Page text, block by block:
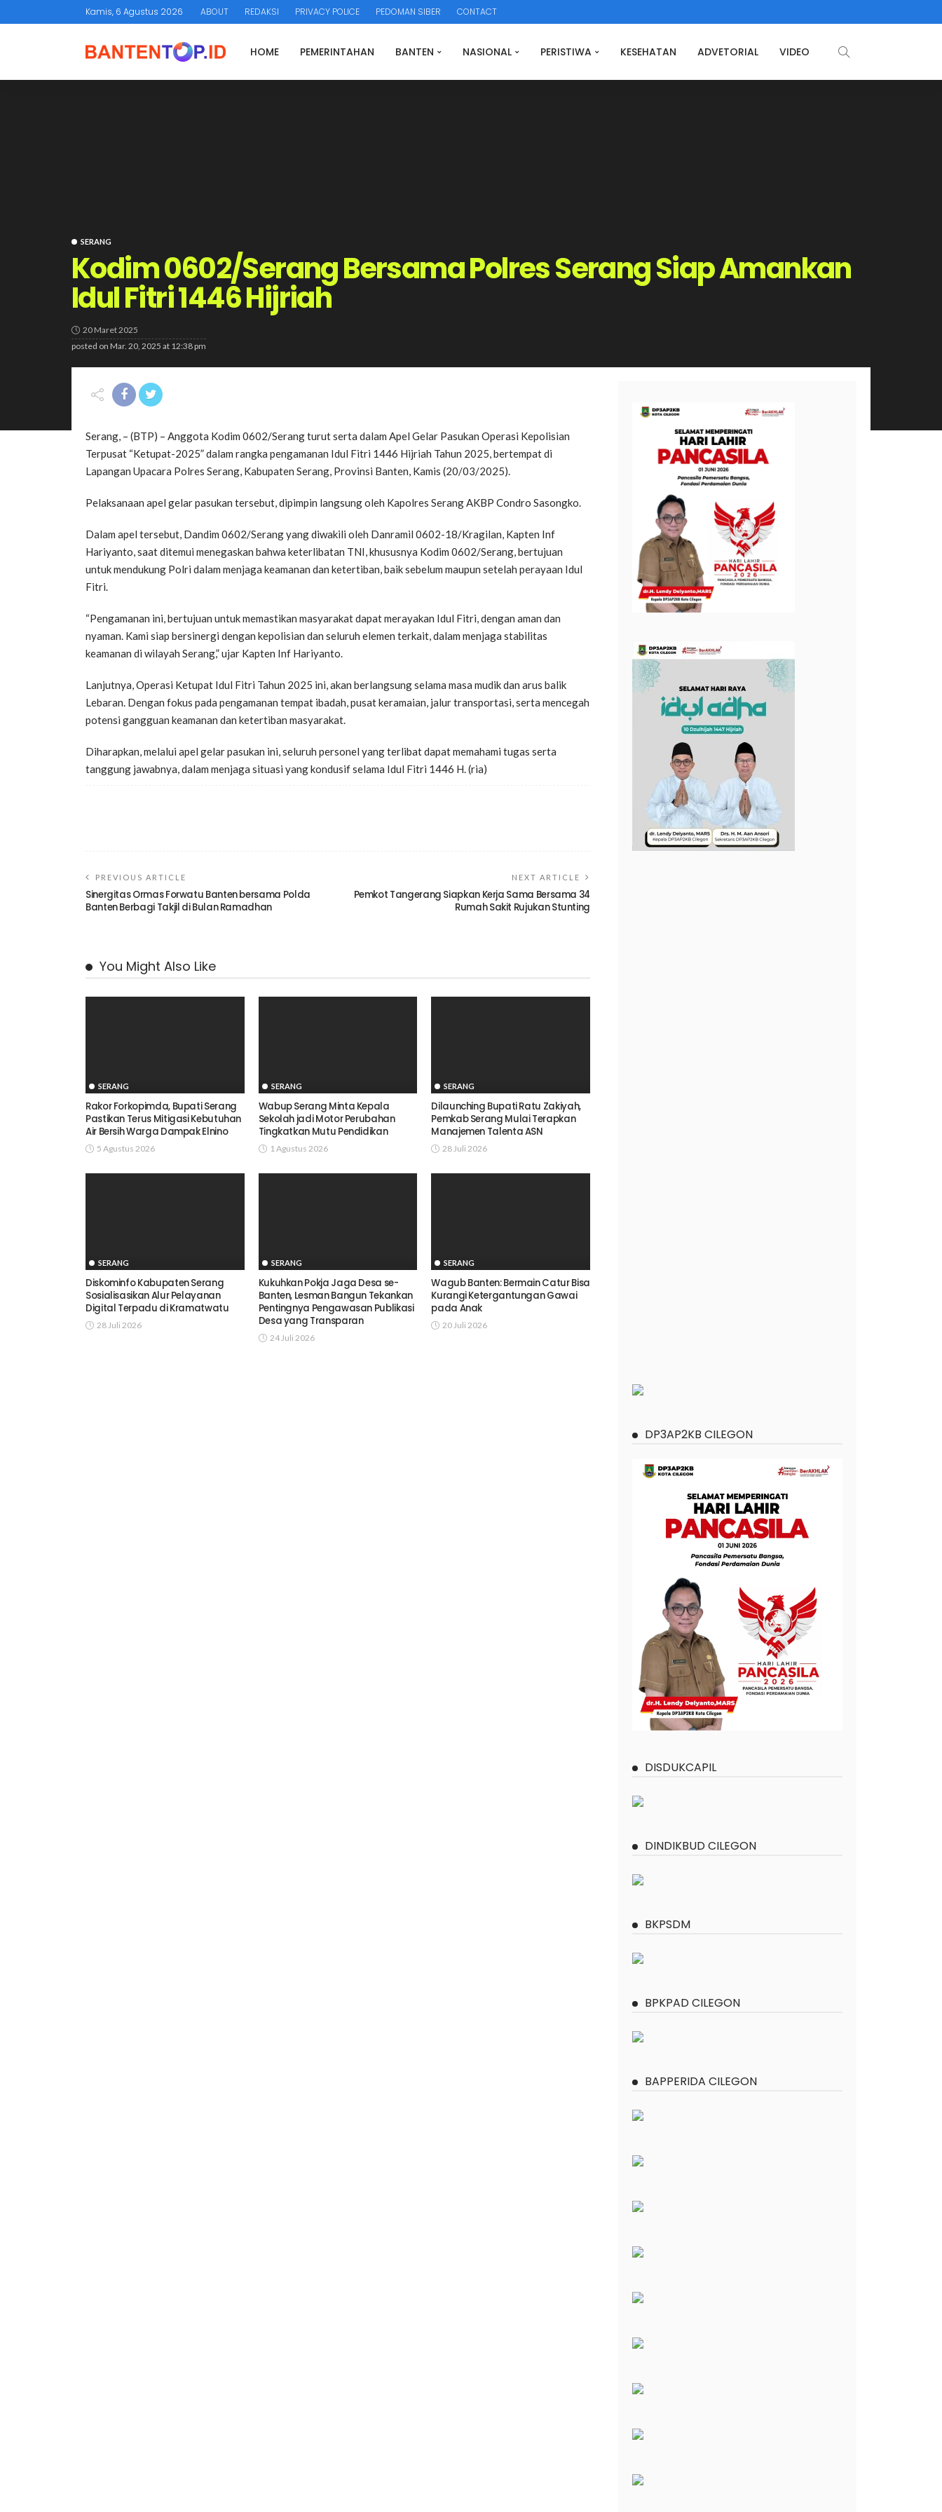
Kamis, 6 Agustus 2026 ABOUT REDAKSI PRIVACY POLICE PEDOMAN SIBER CONTACT
HOME PEMERINTAHAN BANTEN NASIONAL PERISTIWA KESEHATAN ADVETORIAL VIDEO
SERANG
Kodim 0602/Serang Bersama Polres Serang Siap Amankan
Idul Fitri 1446 Hijriah
20 Maret 2025
posted on Mar. 20, 2025 at 12:38 pm
Serang, – (BTP) – Anggota Kodim 0602/Serang turut serta dalam Apel Gelar Pasukan Operasi Kepolisian
Terpusat “Ketupat-2025” dalam rangka pengamanan Idul Fitri 1446 Hijriah Tahun 2025, bertempat di
Lapangan Upacara Polres Serang, Kabupaten Serang, Provinsi Banten, Kamis (20/03/2025).
Pelaksanaan apel gelar pasukan tersebut, dipimpin langsung oleh Kapolres Serang AKBP Condro Sasongko.
Dalam apel tersebut, Dandim 0602/Serang yang diwakili oleh Danramil 0602-18/Kragilan, Kapten Inf
Hariyanto, saat ditemui menegaskan bahwa keterlibatan TNI, khususnya Kodim 0602/Serang, bertujuan
untuk mendukung Polri dalam menjaga keamanan dan ketertiban, baik sebelum maupun setelah perayaan Idul
Fitri.
“Pengamanan ini, bertujuan untuk memastikan masyarakat dapat merayakan Idul Fitri, dengan aman dan
nyaman. Kami siap bersinergi dengan kepolisian dan seluruh elemen terkait, dalam menjaga stabilitas
keamanan di wilayah Serang,” ujar Kapten Inf Hariyanto.
Lanjutnya, Operasi Ketupat Idul Fitri Tahun 2025 ini, akan berlangsung selama masa mudik dan arus balik
Lebaran. Dengan fokus pada pengamanan tempat ibadah, pusat keramaian, jalur transportasi, serta mencegah
potensi gangguan keamanan dan ketertiban masyarakat.
Diharapkan, melalui apel gelar pasukan ini, seluruh personel yang terlibat dapat memahami tugas serta
tanggung jawabnya, dalam menjaga situasi yang kondusif selama Idul Fitri 1446 H. (ria)
PREVIOUS ARTICLE
Sinergitas Ormas Forwatu Banten bersama Polda
Banten Berbagi Takjil di Bulan Ramadhan
NEXT ARTICLE
Pemkot Tangerang Siapkan Kerja Sama Bersama 34
Rumah Sakit Rujukan Stunting
You Might Also Like
SERANG
Rakor Forkopimda, Bupati Serang
Pastikan Terus Mitigasi Kebutuhan
Air Bersih Warga Dampak Elnino
5 Agustus 2026
SERANG
Wabup Serang Minta Kepala
Sekolah jadi Motor Perubahan
Tingkatkan Mutu Pendidikan
1 Agustus 2026
SERANG
Dilaunching Bupati Ratu Zakiyah,
Pemkab Serang Mulai Terapkan
Manajemen Talenta ASN
28 Juli 2026
SERANG
Diskominfo Kabupaten Serang
Sosialisasikan Alur Pelayanan
Digital Terpadu di Kramatwatu
28 Juli 2026
SERANG
Kukuhkan Pokja Jaga Desa se-
Banten, Lesman Bangun Tekankan
Pentingnya Pengawasan Publikasi
Desa yang Transparan
24 Juli 2026
SERANG
Wagub Banten: Bermain Catur Bisa
Kurangi Ketergantungan Gawai
pada Anak
20 Juli 2026
DP3AP2KB CILEGON
DISDUKCAPIL
DINDIKBUD CILEGON
BKPSDM
BPKPAD CILEGON
BAPPERIDA CILEGON